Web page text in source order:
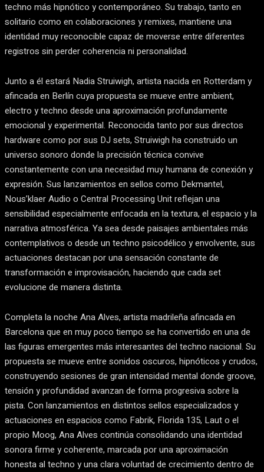
techno más hipnótico y contemporáneo. Su trabajo, tanto en
solitario como en colaboraciones y remixes, mantiene una
identidad muy reconocible capaz de moverse entre diferentes
registros sin perder coherencia ni personalidad.
Junto a él estará Nadia Struiwigh, artista nacida en Rotterdam y
afincada en Berlín cuya propuesta se mueve entre ambient,
electro y techno desde una aproximación profundamente
emocional y experimental. Reconocida tanto por sus directos
hardware como por sus DJ sets, Struiwigh ha construido un
universo sonoro donde la precisión técnica convive
constantemente con una necesidad muy humana de conexión y
expresión. Sus lanzamientos en sellos como Dekmantel,
Nous’klaer Audio o Central Processing Unit reflejan una
sensibilidad especialmente enfocada en la textura, el espacio y la
narrativa atmosférica. Ya sea desde paisajes ambientales más
contemplativos o desde un techno psicodélico y envolvente, sus
actuaciones destacan por una sensación constante de
transformación e improvisación, haciendo que cada set
evolucione de manera distinta.
Completa la noche Ana Alves, artista madrileña afincada en
Barcelona que en muy poco tiempo se ha convertido en una de
las figuras emergentes más interesantes del techno nacional. Su
propuesta se mueve entre sonidos oscuros, hipnóticos y crudos,
construyendo sesiones de gran intensidad mental donde groove,
tensión y profundidad avanzan de forma progresiva sobre la
pista. Con lanzamientos en distintos sellos especializados y
actuaciones en espacios como Fabrik, Florida 135, Laut o el
propio Moog, Ana Alves continúa consolidando una identidad
sonora firme y coherente, marcada por una aproximación
honesta al techno y una clara voluntad de crecimiento dentro de